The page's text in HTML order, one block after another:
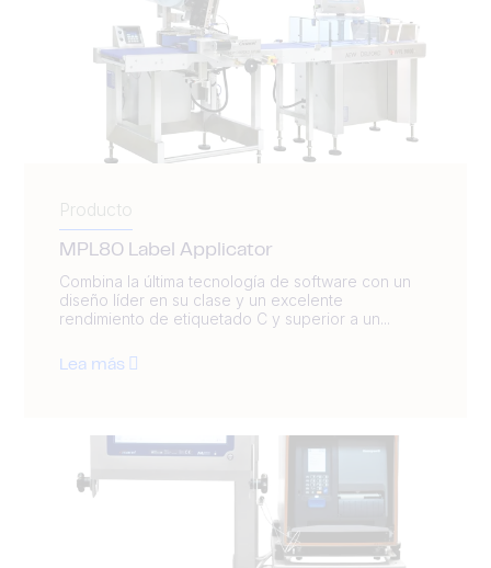
Producto
MPL80 Label Applicator
Combina la última tecnología de software con un
diseño líder en su clase y un excelente
rendimiento de etiquetado C y superior a un...
Lea más